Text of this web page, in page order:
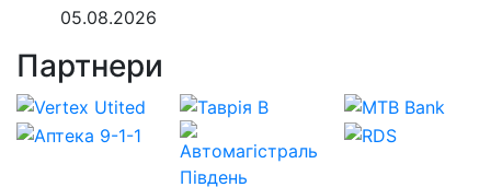
05.08.2026
Партнери